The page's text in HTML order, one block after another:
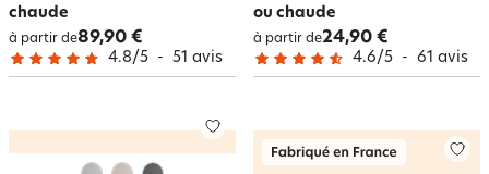
chaude
à partir de89,90 €
4.8/5 - 51 avis
ou chaude
à partir de24,90 €
4.6/5 - 61 avis